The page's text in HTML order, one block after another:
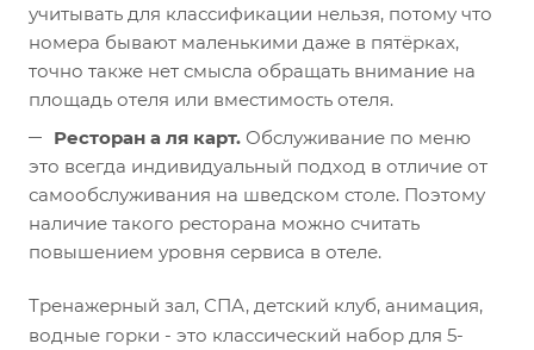
учитывать для классификации нельзя, потому что
номера бывают маленькими даже в пятёрках,
точно также нет смысла обращать внимание на
площадь отеля или вместимость отеля.⠀
Ресторан а ля карт. Обслуживание по меню
это всегда индивидуальный подход в отличие от
самообслуживания на шведском столе. Поэтому
наличие такого ресторана можно считать
повышением уровня сервиса в отеле.⠀
Тренажерный зал, СПА, детский клуб, анимация,
водные горки - это классический набор для 5-